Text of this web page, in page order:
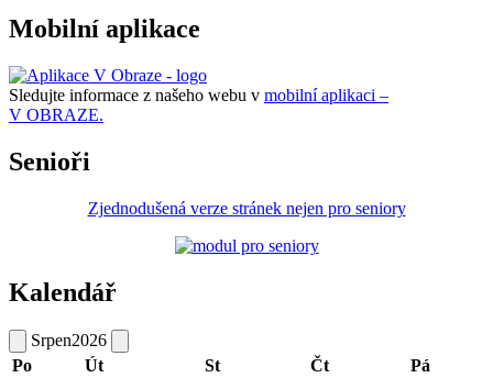
Mobilní aplikace
Sledujte informace z našeho webu v mobilní aplikaci –
V OBRAZE.
Senioři
Zjednodušená verze stránek nejen pro seniory
Kalendář
Srpen2026
Po
Út St Čt Pá